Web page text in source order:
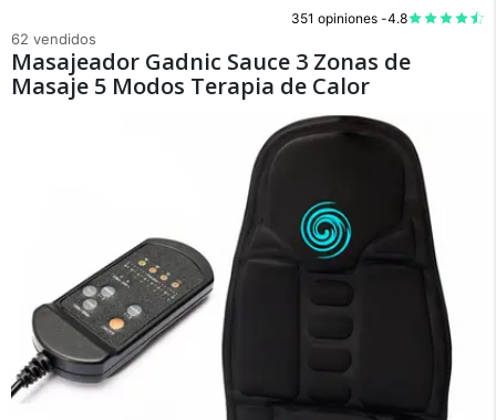
351 opiniones -4.8
62 vendidos
Masajeador Gadnic Sauce 3 Zonas de
Masaje 5 Modos Terapia de Calor
Medios de Pago